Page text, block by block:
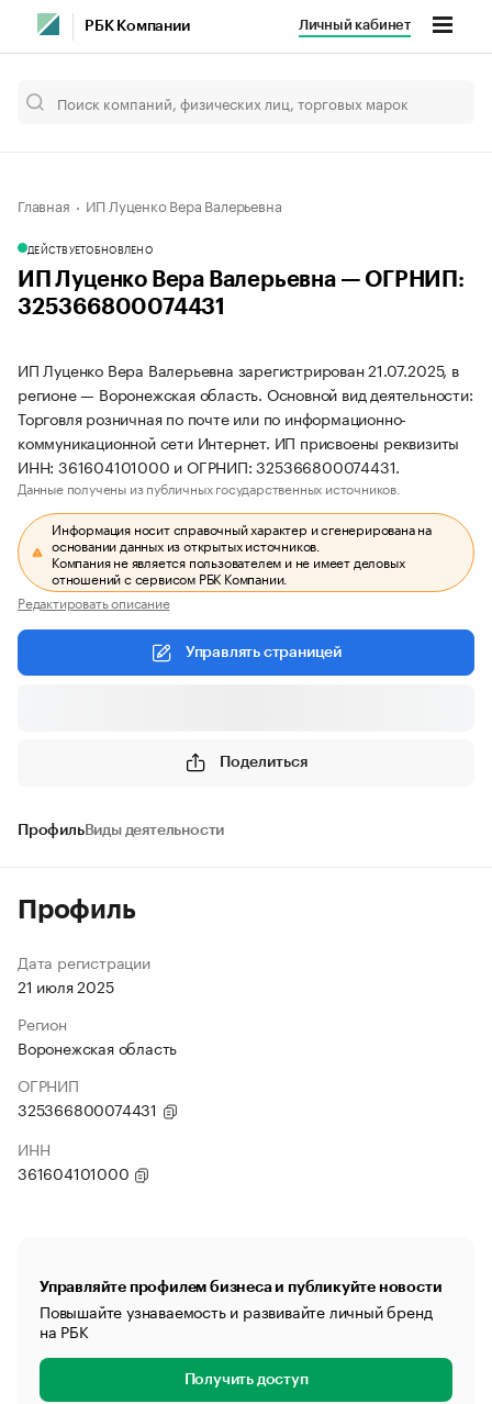
РБК Компании Личный кабинет
Главная ИП Луценко Вера Валерьевна
ДЕЙСТВУЕТОБНОВЛЕНО
ИП Луценко Вера Валерьевна — ОГРНИП:
325366800074431
ИП Луценко Вера Валерьевна зарегистрирован 21.07.2025, в
регионе — Воронежская область. Основной вид деятельности:
Торговля розничная по почте или по информационно-
коммуникационной сети Интернет. ИП присвоены реквизиты
ИНН: 361604101000 и ОГРНИП: 325366800074431.
Данные получены из публичных государственных источников.
Информация носит справочный характер и сгенерирована на
основании данных из открытых источников.
Компания не является пользователем и не имеет деловых
отношений с сервисом РБК Компании.
Редактировать описание
Управлять страницей
Поделиться
ПрофильВиды деятельности
Профиль
Дата регистрации
21 июля 2025
Регион
Воронежская область
ОГРНИП
325366800074431
ИНН
361604101000
Управляйте профилем бизнеса и публикуйте новости
Повышайте узнаваемость и развивайте личный бренд
на РБК
Получить доступ